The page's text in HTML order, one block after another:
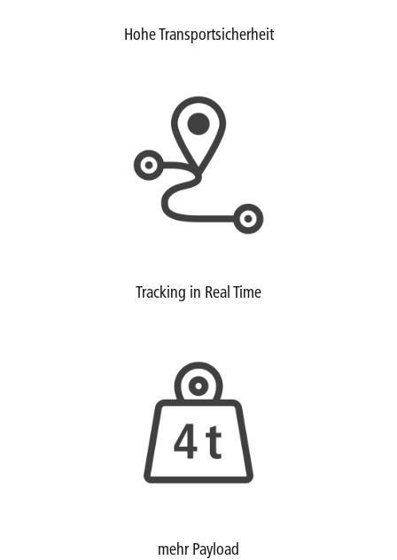
Hohe Transportsicherheit
Tracking in Real Time
mehr Payload